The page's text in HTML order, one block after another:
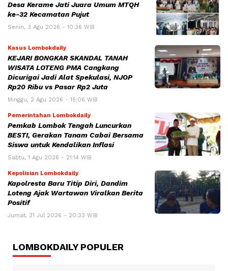
Desa Kerame Jati Juara Umum MTQH
ke-32 Kecamatan Pujut
Senin, 3 Agu 2026 - 10:36 WIB
Kasus Lombokdaily
KEJARI BONGKAR SKANDAL TANAH
WISATA LOTENG PMA Cangkang
Dicurigai Jadi Alat Spekulasi, NJOP
Rp20 Ribu vs Pasar Rp2 Juta
Minggu, 2 Agu 2026 - 15:06 WIB
Pemerintahan Lombokdaily
Pemkab Lombok Tengah Luncurkan
BESTI, Gerakan Tanam Cabai Bersama
Siswa untuk Kendalikan Inflasi
Sabtu, 1 Agu 2026 - 21:14 WIB
Kepolisian Lombokdaily
Kapolresta Baru Titip Diri, Dandim
Loteng Ajak Wartawan Viralkan Berita
Positif
Jumat, 31 Jul 2026 - 20:33 WIB
LOMBOKDAILY POPULER